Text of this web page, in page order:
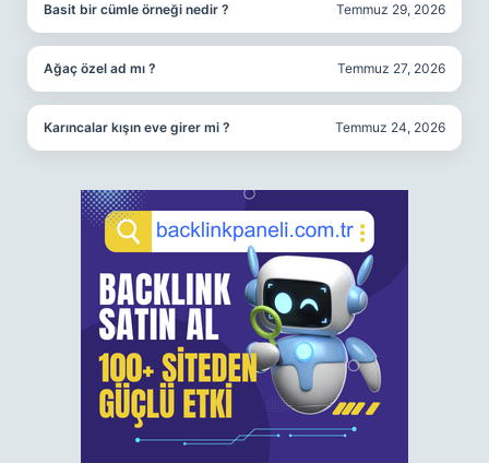
Basit bir cümle örneği nedir ? Temmuz 29, 2026
Ağaç özel ad mı ? Temmuz 27, 2026
Karıncalar kışın eve girer mi ? Temmuz 24, 2026